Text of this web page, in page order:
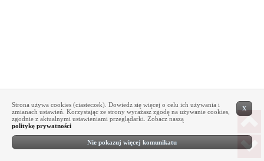
X
Strona używa cookies (ciasteczek). Dowiedz się więcej o celu ich używania i
zmianach ustawień. Korzystając ze strony wyrażasz zgodę na używanie cookies,
zgodnie z aktualnymi ustawieniami przeglądarki. Zobacz naszą
politykę prywatności
Nie pokazuj więcej komunikatu